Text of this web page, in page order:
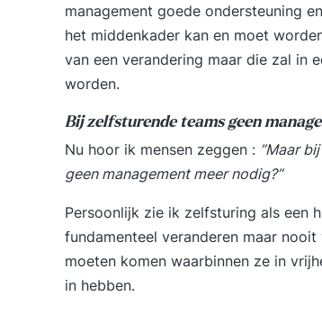
management goede ondersteuning
het middenkader kan en moet
van een verandering maar die zal in
worden.
Bij zelfsturende teams geen
Nu hoor ik mensen zeggen : ”Maar
geen management meer nodig?”
Persoonlijk zie ik zelfsturing als een
fundamenteel veranderen maar
moeten komen waarbinnen ze in
in hebben.